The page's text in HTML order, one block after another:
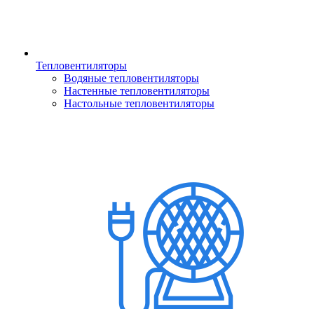
Тепловентиляторы
Водяные тепловентиляторы
Настенные тепловентиляторы
Настольные тепловентиляторы